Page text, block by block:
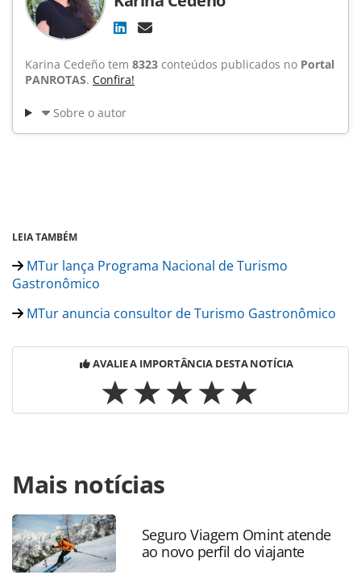
Karina Cedeño tem 8323 conteúdos publicados no Portal
PANROTAS. Confira!
Sobre o autor
LEIA TAMBÉM
MTur lança Programa Nacional de Turismo
Gastronômico
MTur anuncia consultor de Turismo Gastronômico
AVALIE A IMPORTÂNCIA DESTA NOTÍCIA
https://www.panrotas.com.br/destinos/comer-e-
beber/2022/07/a-casa-do-porco-e-eleito-um-dos-10-
melhores-restaurantes-do-mundo_190756.html ou as
ferramentas oferecidas na página. Todo o conteúdo
produzido pela PANROTAS Editora é protegido pela
legislação brasileira sobre direito autoral. Não reproduza o
Mais notícias
Seguro Viagem Omint atende
ao novo perfil do viajante